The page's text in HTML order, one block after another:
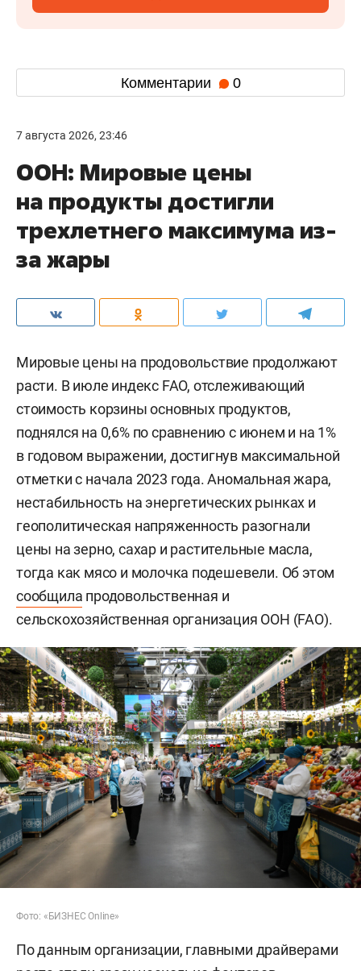
Комментарии 0
7 августа 2026, 23:46
ООН: Мировые цены
на продукты достигли
трехлетнего максимума из-
за жары
Мировые цены на продовольствие продолжают
расти. В июле индекс FAO, отслеживающий
стоимость корзины основных продуктов,
поднялся на 0,6% по сравнению с июнем и на 1%
в годовом выражении, достигнув максимальной
отметки с начала 2023 года. Аномальная жара,
нестабильность на энергетических рынках и
геополитическая напряженность разогнали
цены на зерно, сахар и растительные масла,
тогда как мясо и молочка подешевели. Об этом
сообщила продовольственная и
сельскохозяйственная организация ООН (FAO).
Фото: «БИЗНЕС Online»
По данным организации, главными драйверами